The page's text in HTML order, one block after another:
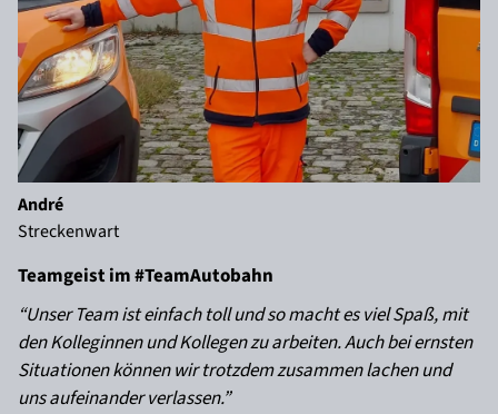
Teamgeist im #TeamAutobahn
“Unser Team ist einfach toll und so macht es viel Spaß, mit
den Kolleginnen und Kollegen zu arbeiten. Auch bei ernsten
Situationen können wir trotzdem zusammen lachen und
uns aufeinander verlassen.”
André
Streckenwart